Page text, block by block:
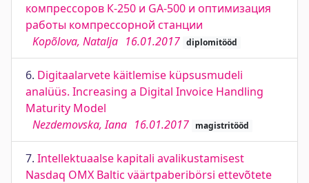
компрессоров К-250 и GA-500 и оптимизация
работы компрессорной станции
Kopõlova, Natalja 16.01.2017 diplomitööd
6. Digitaalarvete käitlemise küpsusmudeli
analüüs. Increasing a Digital Invoice Handling
Maturity Model
Nezdemovska, Iana 16.01.2017 magistritööd
7. Intellektuaalse kapitali avalikustamisest
Nasdaq OMX Baltic väärtpaberibörsi ettevõtete